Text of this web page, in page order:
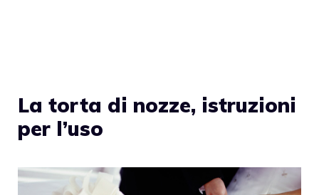
La torta di nozze, istruzioni
per l’uso